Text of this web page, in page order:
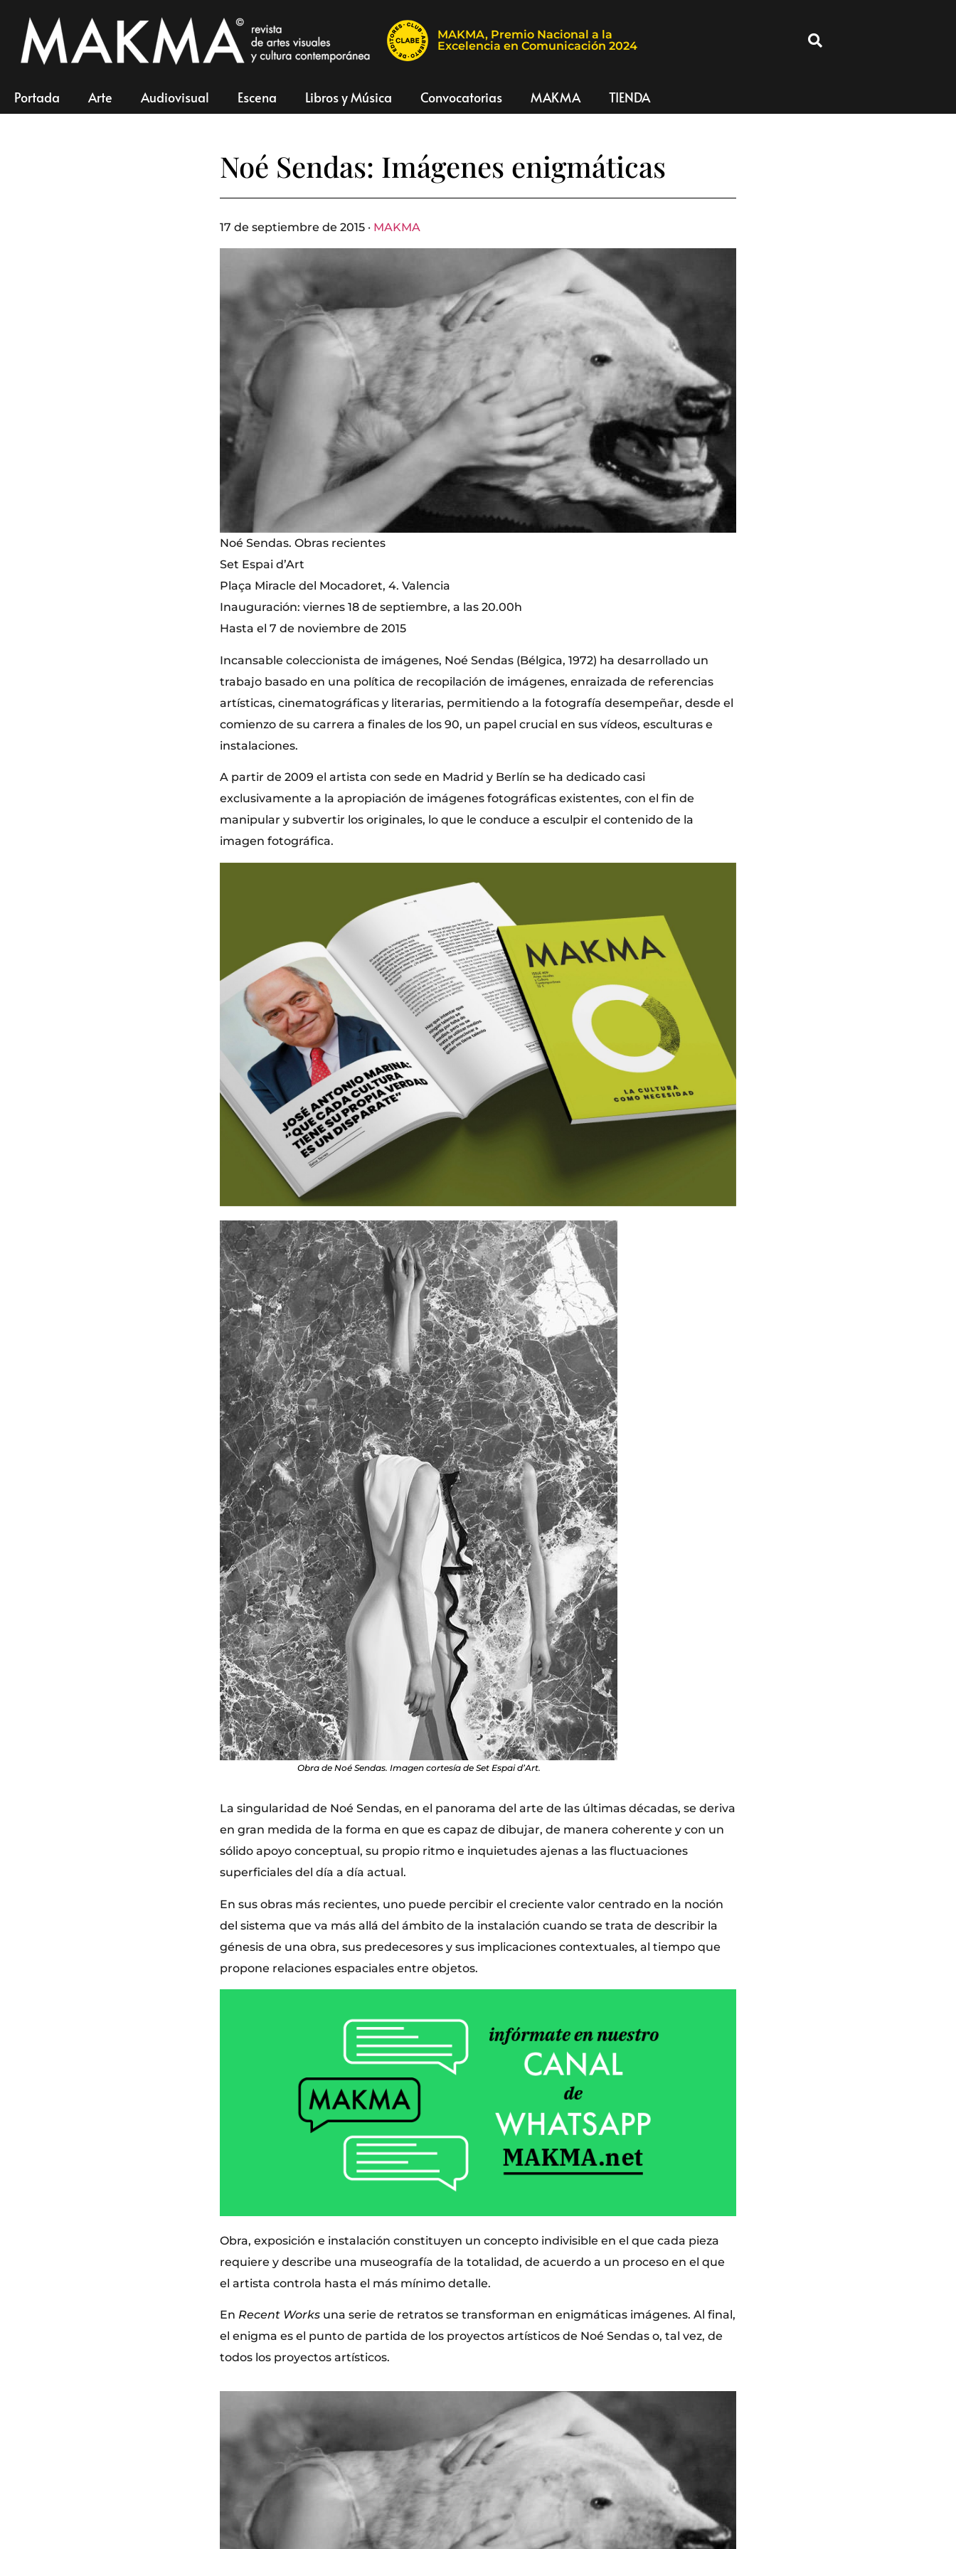
MAKMA, Premio Nacional a la
Excelencia en Comunicación 2024
Portada Arte Audiovisual Escena Libros y Música Convocatorias MAKMA TIENDA
Noé Sendas: Imágenes enigmáticas
17 de septiembre de 2015 · MAKMA
Noé Sendas. Obras recientes
Set Espai d’Art
Plaça Miracle del Mocadoret, 4. Valencia
Inauguración: viernes 18 de septiembre, a las 20.00h
Hasta el 7 de noviembre de 2015
Incansable coleccionista de imágenes, Noé Sendas (Bélgica, 1972) ha desarrollado un
trabajo basado en una política de recopilación de imágenes, enraizada de referencias
artísticas, cinematográficas y literarias, permitiendo a la fotografía desempeñar, desde el
comienzo de su carrera a finales de los 90, un papel crucial en sus vídeos, esculturas e
instalaciones.
A partir de 2009 el artista con sede en Madrid y Berlín se ha dedicado casi
exclusivamente a la apropiación de imágenes fotográficas existentes, con el fin de
manipular y subvertir los originales, lo que le conduce a esculpir el contenido de la
imagen fotográfica.
Obra de Noé Sendas. Imagen cortesía de Set Espai d’Art.
La singularidad de Noé Sendas, en el panorama del arte de las últimas décadas, se deriva
en gran medida de la forma en que es capaz de dibujar, de manera coherente y con un
sólido apoyo conceptual, su propio ritmo e inquietudes ajenas a las fluctuaciones
superficiales del día a día actual.
En sus obras más recientes, uno puede percibir el creciente valor centrado en la noción
del sistema que va más allá del ámbito de la instalación cuando se trata de describir la
génesis de una obra, sus predecesores y sus implicaciones contextuales, al tiempo que
propone relaciones espaciales entre objetos.
Obra, exposición e instalación constituyen un concepto indivisible en el que cada pieza
requiere y describe una museografía de la totalidad, de acuerdo a un proceso en el que
el artista controla hasta el más mínimo detalle.
En Recent Works una serie de retratos se transforman en enigmáticas imágenes. Al final,
el enigma es el punto de partida de los proyectos artísticos de Noé Sendas o, tal vez, de
todos los proyectos artísticos.